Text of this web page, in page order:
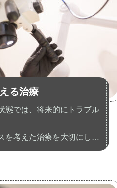
る治療
態では、将来的にトラブル
を考えた治療を大切にして